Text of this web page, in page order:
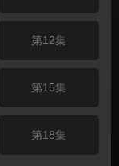
第12集
第15集
第18集